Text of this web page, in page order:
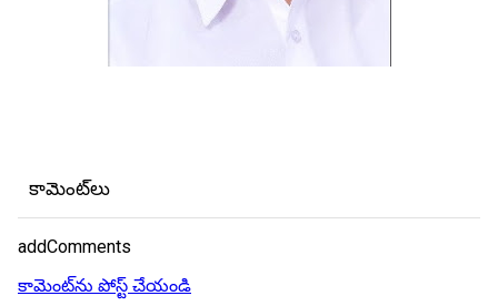
కామెంట్‌లు
addComments
కామెంట్‌ను పోస్ట్ చేయండి